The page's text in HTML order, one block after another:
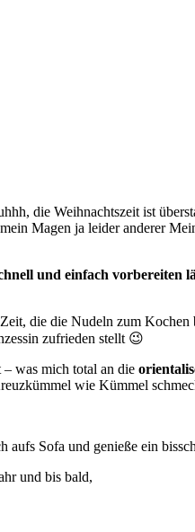
die Weihnachtszeit ist
Magen ja leider anderer
und einfach vorbereiten
die die Nudeln zum Kochen
zufrieden stellt 😉
was mich total an die
wie Kümmel
Sofa und genieße ein
und bis bald,